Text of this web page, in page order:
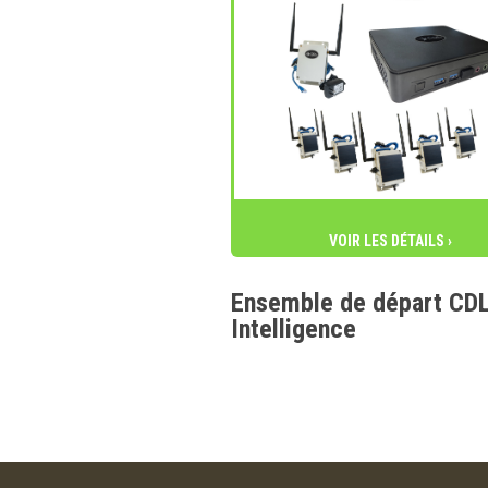
VOIR LES DÉTAILS ›
Ensemble de départ
Intelligence